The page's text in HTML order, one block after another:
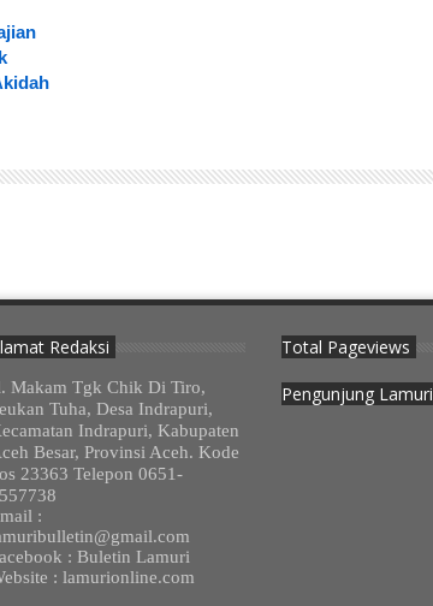
Redaksi
Makam Tgk Chik Di Tiro,
Tuha, Desa Indrapuri,
Indrapuri, Kabupaten
Besar, Provinsi Aceh. Kode
23363 Telepon 0651-
:
: Buletin Lamuri
: lamurionline.com
Total Pageviews
Pengunjung Lamuri